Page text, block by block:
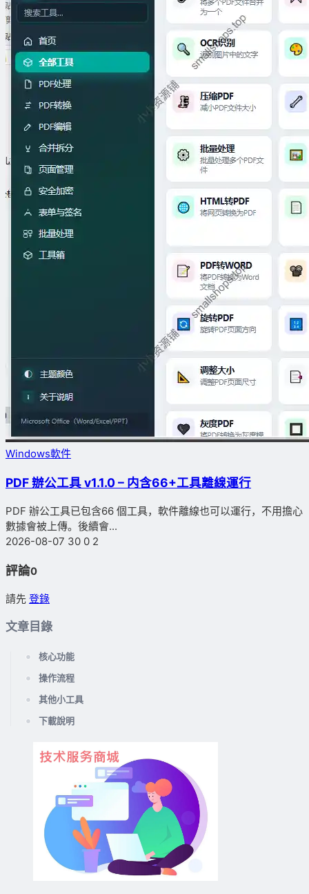
Windows軟件
PDF 辦公工具 v1.1.0 – 内含66+工具離線運行
PDF 辦公工具已包含66 個工具，軟件離線也可以運行，不用擔心
數據會被上傳。後續會...
2026-08-07 30 0 2
評論0
請先 登錄
文章目錄
核心功能
操作流程
其他小工具
下載說明